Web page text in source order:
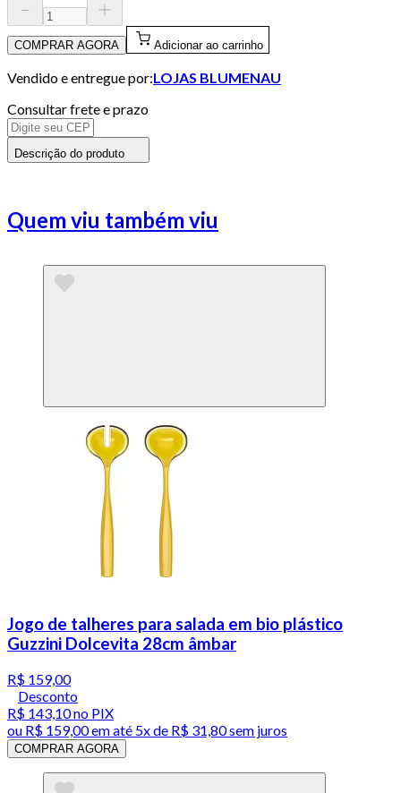
COMPRAR AGORA Adicionar ao carrinho
Vendido e entregue por:LOJAS BLUMENAU
Consultar frete e prazo
Descrição do produto
Quem viu também viu
Jogo de talheres para salada em bio plástico
Guzzini Dolcevita 28cm âmbar
R$ 159,00
Desconto
R$ 143,10no PIX
ou R$ 159,00em até 5x de R$ 31,80 sem juros
COMPRAR AGORA